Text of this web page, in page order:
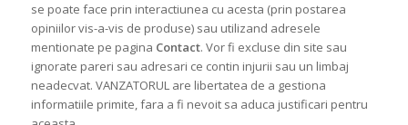
se poate face prin interactiunea cu acesta (prin postarea
opiniilor vis-a-vis de produse) sau utilizand adresele
mentionate pe pagina Contact. Vor fi excluse din site sau
ignorate pareri sau adresari ce contin injurii sau un limbaj
neadecvat. VANZATORUL are libertatea de a gestiona
informatiile primite, fara a fi nevoit sa aduca justificari pentru